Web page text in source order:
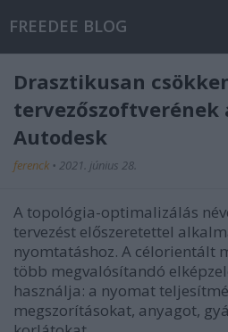
FREEDEE BLOG
Drasztikusan
tervezőszoftverének
Autodesk
ferenck • 2021. június 28.
A topológia-optimalizálás
tervezést előszeretettel
nyomtatáshoz. A célorientált
több megvalósítandó
használja: a nyomat
megszorításokat, anyagot,